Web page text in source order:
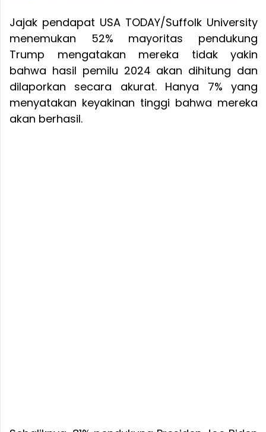
Jajak pendapat USA TODAY/Suffolk University
menemukan 52% mayoritas pendukung
Trump mengatakan mereka tidak yakin
bahwa hasil pemilu 2024 akan dihitung dan
dilaporkan secara akurat. Hanya 7% yang
menyatakan keyakinan tinggi bahwa mereka
akan berhasil.